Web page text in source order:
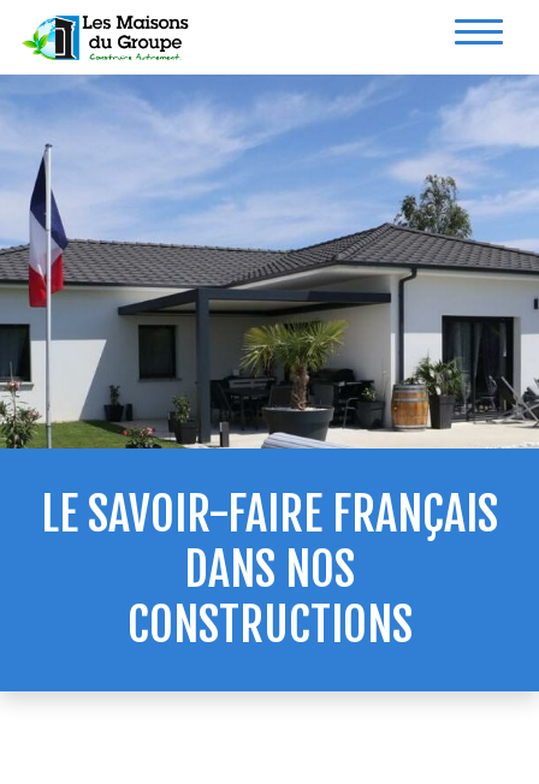
LE SAVOIR-FAIRE FRANÇAIS
DANS NOS
CONSTRUCTIONS